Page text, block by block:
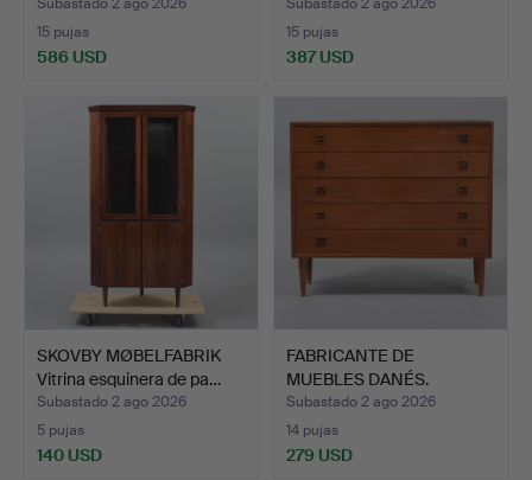
exen…
15 pujas
586 USD
comed…
15 pujas
387 USD
SKOVBY MØBELFABRIK
Vitrina esquinera de pa…
Subastado 2 ago 2026
5 pujas
140 USD
FABRICANTE DE
MUEBLES DANÉS.
Cómoda en tec…
Subastado 2 ago 2026
14 pujas
279 USD